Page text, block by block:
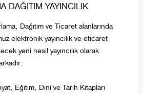
DAĞITIM YAYINCILIK
Dağıtım ve Ticaret alanlarında
elektronik yayıncılık ve eticaret
yeni nesil yayıncılık olarak
Eğitim, Dinî ve Tarih Kitapları